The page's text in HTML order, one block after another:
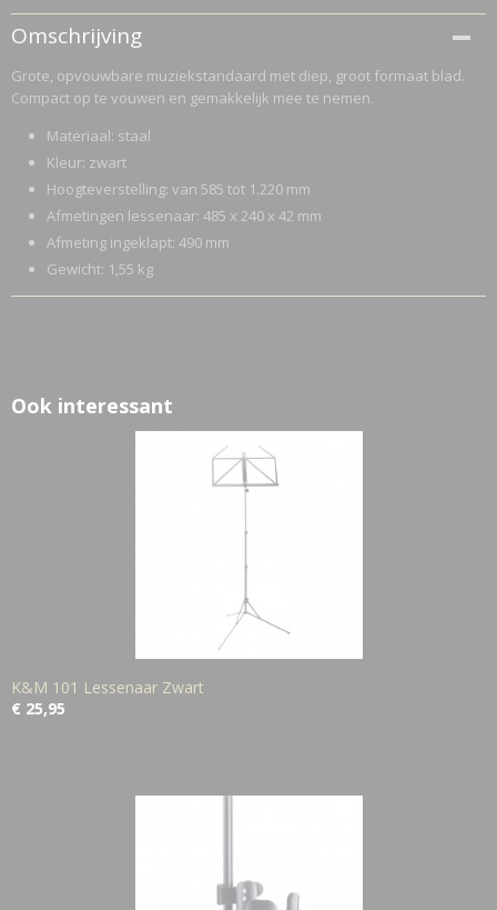
Netto gewicht
1,55 Kg
Bruto gewicht
1,67 Kg
Omschrijving
Grote, opvouwbare muziekstandaard met diep, groot formaat blad.
Compact op te vouwen en gemakkelijk mee te nemen.
Materiaal: staal
Kleur: zwart
Hoogteverstelling: van 585 tot 1.220 mm
Afmetingen lessenaar: 485 x 240 x 42 mm
Afmeting ingeklapt: 490 mm
Gewicht: 1,55 kg
Ook interessant
K&M 101 Lessenaar Zwart
€ 25,95